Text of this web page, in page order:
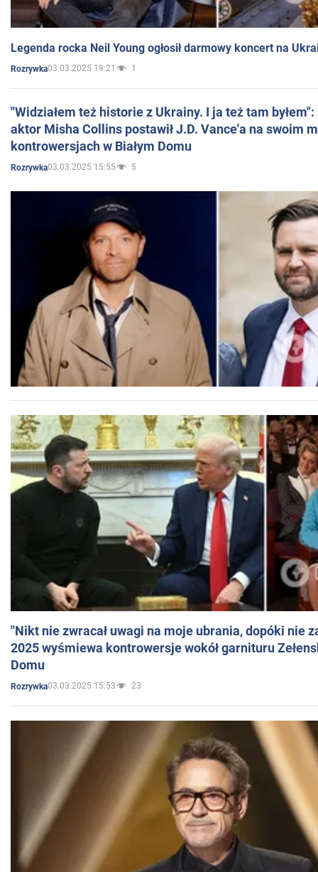
Legenda rocka Neil Young ogłosił darmowy koncert na
Rozrywka03.03.2025 19:21 1
"Widziałem też historie z Ukrainy. I ja też tam
aktor Misha Collins postawił J.D. Vance'a na swoim
kontrowersjach w Białym Domu
Rozrywka03.03.2025 15:55 5
"Nikt nie zwracał uwagi na moje ubrania, dopóki nie
2025 wyśmiewa kontrowersje wokół garnituru
Domu
Rozrywka03.03.2025 15:53 23